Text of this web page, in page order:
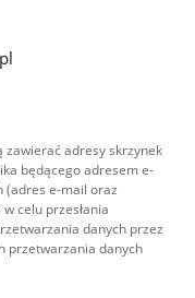
zawierać adresy skrzynek
będącego adresem e-
(adres e-mail oraz
celu przesłania
danych przez
przetwarzania danych